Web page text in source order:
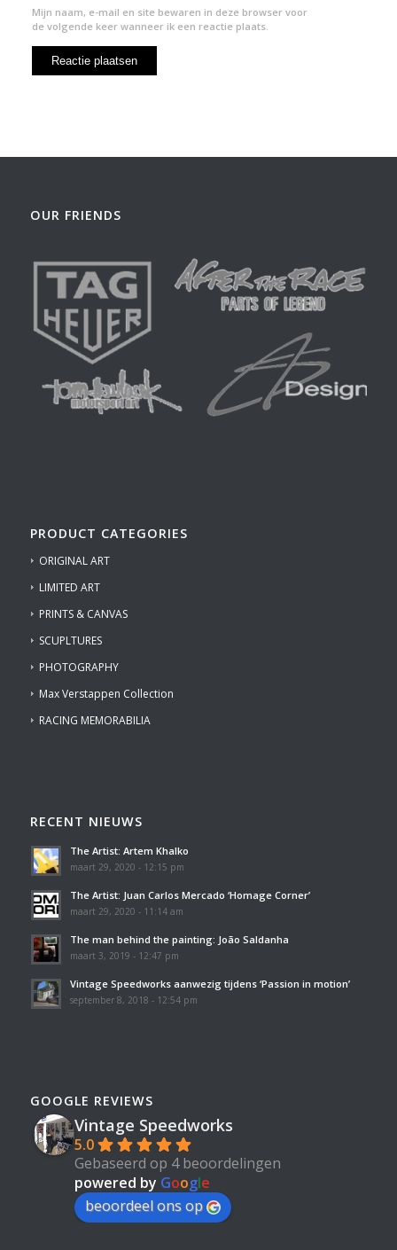
Mijn naam, e-mail en site bewaren in deze browser voor
de volgende keer wanneer ik een reactie plaats.
OUR FRIENDS
PRODUCT CATEGORIES
ORIGINAL ART
LIMITED ART
PRINTS & CANVAS
SCUPLTURES
PHOTOGRAPHY
Max Verstappen Collection
RACING MEMORABILIA
RECENT NIEUWS
The Artist: Artem Khalko
maart 29, 2020 - 12:15 pm
The Artist: Juan Carlos Mercado ‘Homage Corner’
maart 29, 2020 - 11:14 am
The man behind the painting: João Saldanha
maart 3, 2019 - 12:47 pm
Vintage Speedworks aanwezig tijdens ‘Passion in motion’
september 8, 2018 - 12:54 pm
GOOGLE REVIEWS
Vintage Speedworks
5.0
Gebaseerd op 4 beoordelingen
powered by Google
beoordeel ons op